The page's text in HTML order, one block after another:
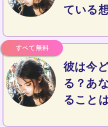
ている想
彼は今
る？あ
ること